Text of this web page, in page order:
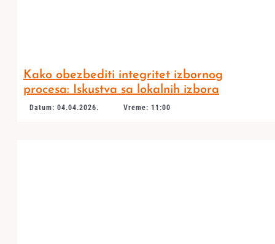
Kako obezbediti integritet izbornog
procesa: Iskustva sa lokalnih izbora
Datum: 04.04.2026. Vreme: 11:00